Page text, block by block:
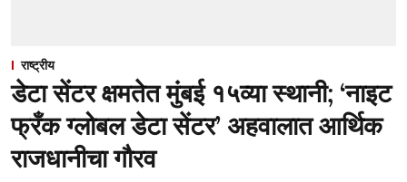
राष्ट्रीय
डेटा सेंटर क्षमतेत मुंबई १५व्या स्थानी; ‘नाइट
फ्रँक ग्लोबल डेटा सेंटर’ अहवालात आर्थिक
राजधानीचा गौरव